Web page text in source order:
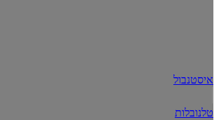
איסטנבול
טלנובלות